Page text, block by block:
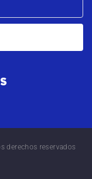
derechos reservados